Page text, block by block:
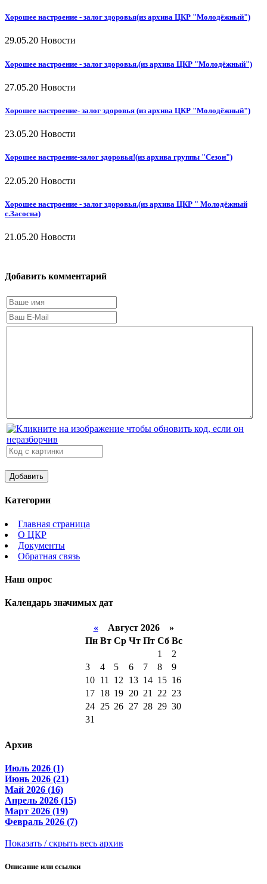
Хорошее настроение - залог здоровья(из архива ЦКР "Молодёжный")
29.05.20 Новости
Хорошее настроение - залог здоровья.(из архива ЦКР "Молодёжный")
27.05.20 Новости
Хорошее настроение- залог здоровья (из архива ЦКР "Молодёжный")
23.05.20 Новости
Хорошее настроение-залог здоровья!(из архива группы "Сезон")
22.05.20 Новости
Хорошее настроение - залог здоровья.(из архива ЦКР " Молодёжный
с.Засосна)
21.05.20 Новости
Добавить комментарий
Категории
Главная страница
О ЦКР
Документы
Обратная связь
Наш опрос
Календарь значимых дат
«Август 2026 »
Пн Вт Ср Чт Пт Сб Вс
1
2
3
4 5 6 7 8
9
10
11 12 13 14 15 16
17
18 19 20 21 22 23
24 25 26 27 28 29 30
31
Архив
Июль 2026 (1)
Июнь 2026 (21)
Май 2026 (16)
Апрель 2026 (15)
Март 2026 (19)
Февраль 2026 (7)
Показать / скрыть весь архив
Описание или ссылки